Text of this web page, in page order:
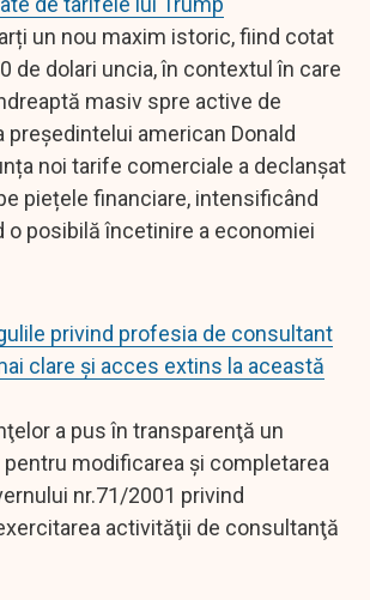
un nou maxim istoric, fiind cotat
de dolari uncia, în contextul în care
masiv spre active de
președintelui american Donald
noi tarife comerciale a declanșat
piețele financiare, intensificând
o posibilă încetinire a economiei
privind profesia de consultant
clare și acces extins la această
a pus în transparenţă un
pentru modificarea și completarea
nr.71/2001 privind
activităţii de consultanţă